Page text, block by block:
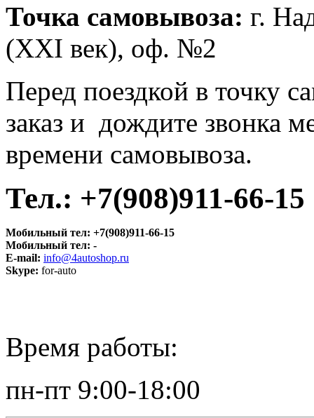
Точка самовывоза: г.
(XXI век), оф. №2
Перед поездкой в точку
заказ и дождите звонка
времени самовывоза.
Тел.: +7(908)911-66-15
Мобильный тел: +7(908)911-66-15
Мобильный тел: -
E-mail: info@4autoshop.ru
Skype: for-auto
Время работы:
пн-пт 9:00-18:00